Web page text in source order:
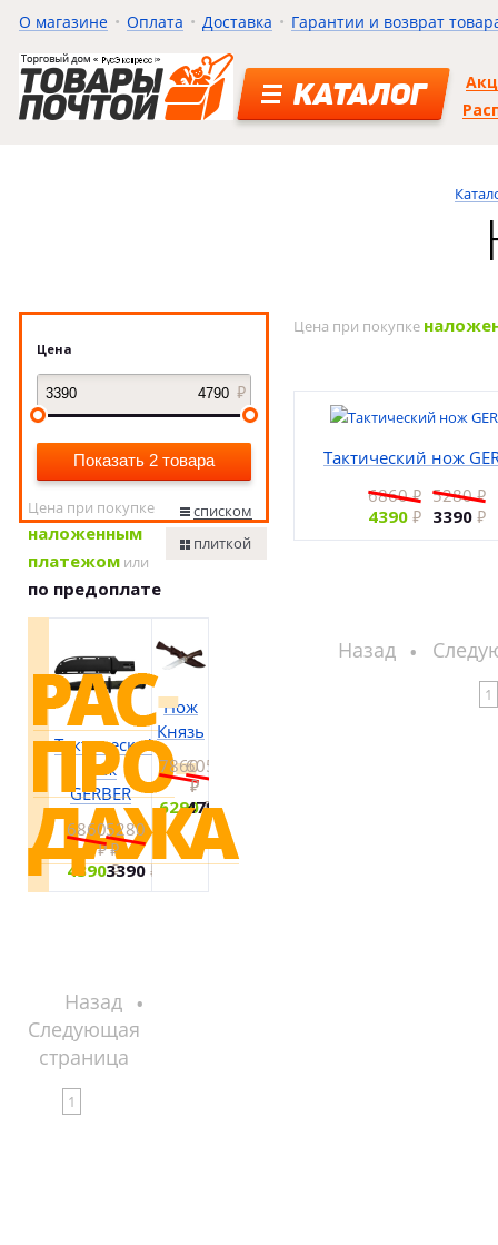
О магазине Оплата Доставка Гарантии и возврат
КАТАЛОГ
Цена
Показать 2 товара
Цена при покупке
наложенным
платежомили
по предоплате
списком
плиткой
Тактический
нож
GERBER
6860
4390
5280
3390
Нож
Князь
7860
6290
6050
4790
Назад
Следующая
страница
1
Цена при покупке
Тактический нож
6860
4390
5280
3390
Назад
1